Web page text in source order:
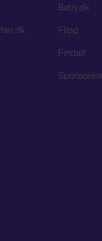
Baby.dk
Flipp
Findalt